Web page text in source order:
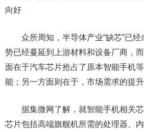
向好
众所周知，半导体产业“缺芯”已经
势已经蔓延到上游材料和设备厂商，
面在于汽车芯片抢占了原本智能手机
能；另一方面则在于，市场需求的提升
据集微网了解，就智能手机相关芯
芯片包括高端旗舰机所需的处理器、